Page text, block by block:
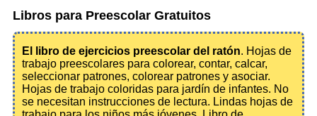
Libros para Preescolar Gratuitos
El libro de ejercicios preescolar del ratón. Hojas de
trabajo preescolares para colorear, contar, calcar,
seleccionar patrones, colorear patrones y asociar.
Hojas de trabajo coloridas para jardín de infantes. No
se necesitan instrucciones de lectura. Lindas hojas de